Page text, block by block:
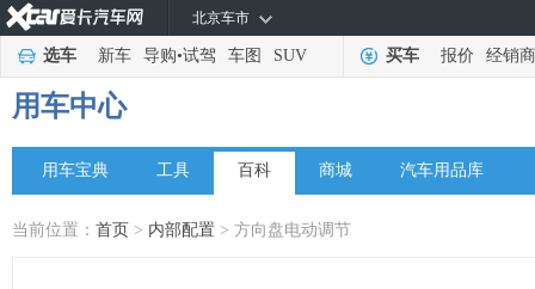
北京车市
选车 新车 导购•试驾 车图 SUV 买车 报价 经销商
用车中心
用车宝典 工具 百科 商城 汽车用品库
当前位置： 首页 > 内部配置 > 方向盘电动调节